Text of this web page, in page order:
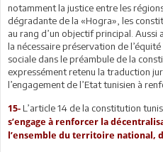
notamment la justice entre les
dégradante de la «Hogra», les
au rang d’un objectif principal.
la nécessaire préservation de
sociale dans le préambule de la
expressément retenu la traduction
l’engagement de l’Etat tunisien à
15- L’article 14 de la constitution
s’engage à renforcer la
l’ensemble du territoire national,